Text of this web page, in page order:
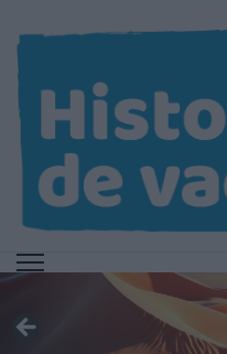
contenu
(Pressez
Entrée)